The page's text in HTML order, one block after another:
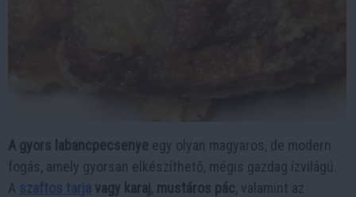
A gyors labancpecsenye egy olyan magyaros, de modern
fogás, amely gyorsan elkészíthető, mégis gazdag ízvilágú.
A szaftos tarja vagy karaj , mustáros pác, valamint az